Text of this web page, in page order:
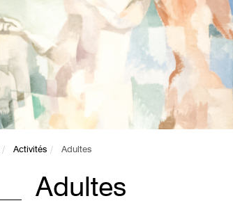
Activités Adultes
Adultes